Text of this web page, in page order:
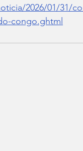
2026/01/31/
congo.ghtml